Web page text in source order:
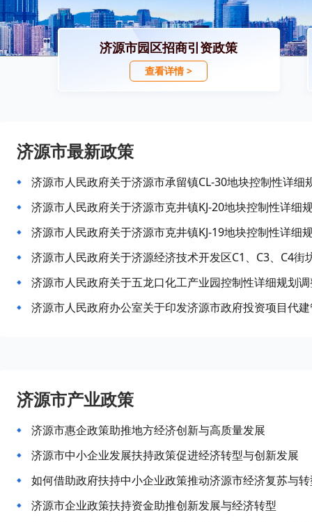
济源市园区招商引资政策
查看详情 >
济源市最新政策
济源市人民政府关于济源市承留镇CL-30地块控制性详细
济源市人民政府关于济源市克井镇KJ-20地块控制性详细
济源市人民政府关于济源市克井镇KJ-19地块控制性详细
济源市人民政府关于济源经济技术开发区C1、C3、C4街
济源市人民政府关于五龙口化工产业园控制性详细规划
济源市人民政府办公室关于印发济源市政府投资项目代
济源市产业政策
济源市惠企政策助推地方经济创新与高质量发展
济源市中小企业发展扶持政策促进经济转型与创新发展
如何借助政府扶持中小企业政策推动济源市经济复苏与
济源市企业政策扶持资金助推创新发展与经济转型